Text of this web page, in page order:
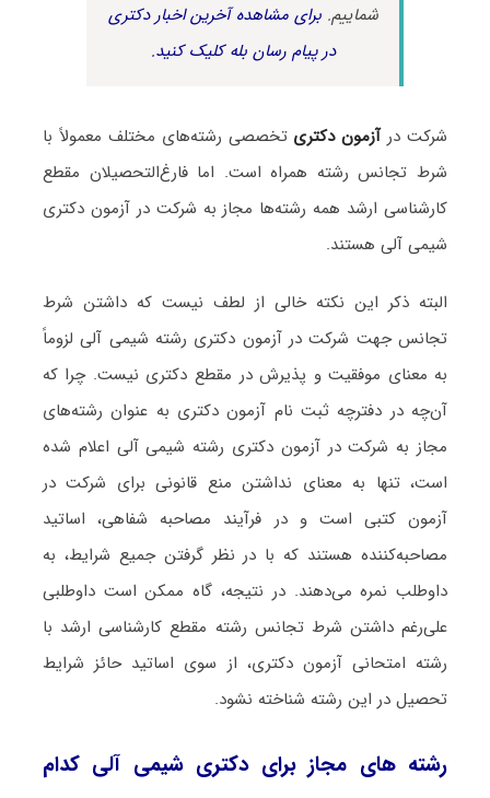
شماییم.برای مشاهده آخرین اخبار دکتری
در پیام رسان بله کلیک کنید.
شرکت درآزمون دکتری تخصصی رشته‌های مختلف معمولاً با
شرط تجانس رشته همراه است. اما فارغ‌التحصیلان مقطع
کارشناسی ارشد همه رشته‌ها مجاز به شرکت در آزمون دکتری
شیمی آلی هستند.
البته ذکر این نکته خالی از لطف نیست که داشتن شرط
تجانس جهت شرکت در آزمون دکتری رشته شیمی آلی لزوماً
به معنای موفقیت و پذیرش در مقطع دکتری نیست. چرا که
آن‌چه در دفترچه ثبت نام آزمون دکتری به عنوان رشته‌های
مجاز به شرکت در آزمون دکتری رشته شیمی آلی اعلام شده
است، تنها به معنای نداشتن منع قانونی برای شرکت در
آزمون کتبی است و در فرآیند مصاحبه شفاهی، اساتید
مصاحبه‌کننده هستند که با در نظر گرفتن جمیع شرایط، به
داوطلب نمره می‌دهند. در نتیجه، گاه ممکن است داوطلبی
علی‌رغم داشتن شرط تجانس رشته مقطع کارشناسی ارشد با
رشته امتحانی آزمون دکتری، از سوی اساتید حائز شرایط
تحصیل در این رشته شناخته نشود.
رشته های مجاز برای دکتری شیمی آلی کدام